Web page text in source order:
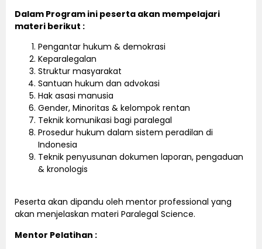
Dalam Program ini peserta akan mempelajari
materi berikut :
Pengantar hukum & demokrasi
Keparalegalan
Struktur masyarakat
Santuan hukum dan advokasi
Hak asasi manusia
Gender, Minoritas & kelompok rentan
Teknik komunikasi bagi paralegal
Prosedur hukum dalam sistem peradilan di
Indonesia
Teknik penyusunan dokumen laporan, pengaduan
& kronologis
Peserta akan dipandu oleh mentor professional yang
akan menjelaskan materi Paralegal Science.
Mentor Pelatihan :